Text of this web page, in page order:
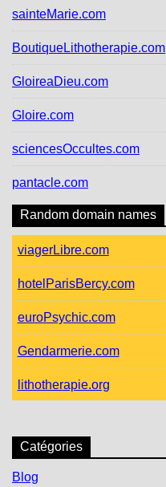
sainteMarie.com
BoutiqueLithotherapie.com
GloireaDieu.com
Gloire.com
sciencesOccultes.com
pantacle.com
Random domain names
viagerLibre.com
hotelParisBercy.com
euroPsychic.com
Gendarmerie.com
lithotherapie.org
Catégories
Blog